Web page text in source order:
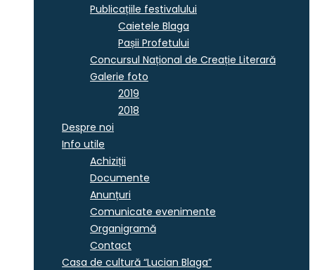
Publicațiile festivalului
Caietele Blaga
Pașii Profetului
Concursul Național de Creație Literară
Galerie foto
2019
2018
Despre noi
Info utile
Achiziții
Documente
Anunțuri
Comunicate evenimente
Organigramă
Contact
Casa de cultură “Lucian Blaga”